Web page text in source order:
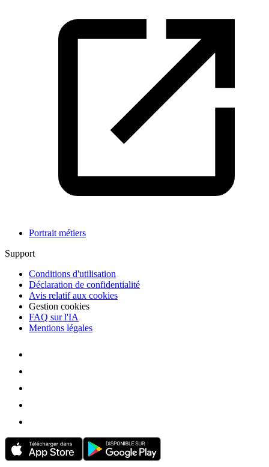
Portrait métiers
Support
Conditions d'utilisation
Déclaration de confidentialité
Avis relatif aux cookies
Gestion cookies
FAQ sur l'IA
Mentions légales